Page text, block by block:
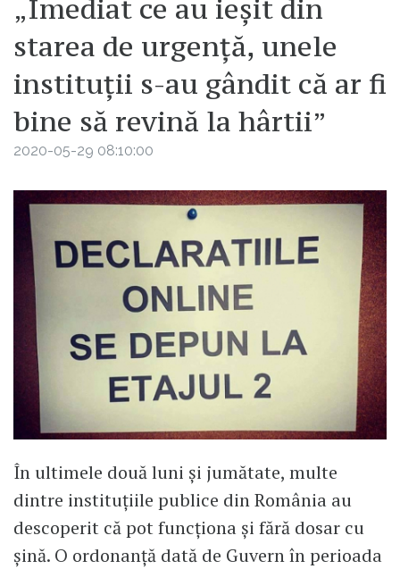
„Imediat ce au ieșit din
starea de urgență, unele
instituții s-au gândit că ar fi
bine să revină la hârtii”
2020-05-29 08:10:00
În ultimele două luni și jumătate, multe
dintre instituțiile publice din România au
descoperit că pot funcționa și fără dosar cu
șină. O ordonanță dată de Guvern în perioada